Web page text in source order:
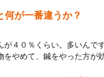
何が一番違うか？
が４０％くらい。多いんで
をやめて、鍼をやった方が